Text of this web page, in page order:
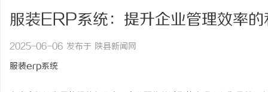
服装ERP系统：提升企业管理效率的
2025-06-06 发布于 陕县新闻网
服装erp系统